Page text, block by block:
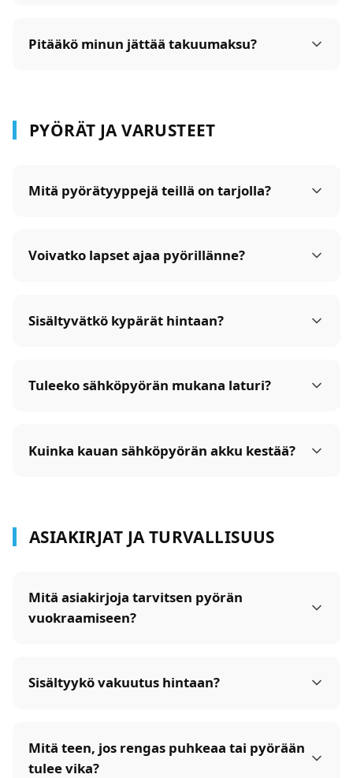
Pitääkö minun jättää takuumaksu?
PYÖRÄT JA VARUSTEET
Mitä pyörätyyppejä teillä on tarjolla?
Voivatko lapset ajaa pyörillänne?
Sisältyvätkö kypärät hintaan?
Tuleeko sähköpyörän mukana laturi?
Kuinka kauan sähköpyörän akku kestää?
ASIAKIRJAT JA TURVALLISUUS
Mitä asiakirjoja tarvitsen pyörän
vuokraamiseen?
Sisältyykö vakuutus hintaan?
Mitä teen, jos rengas puhkeaa tai pyörään
tulee vika?